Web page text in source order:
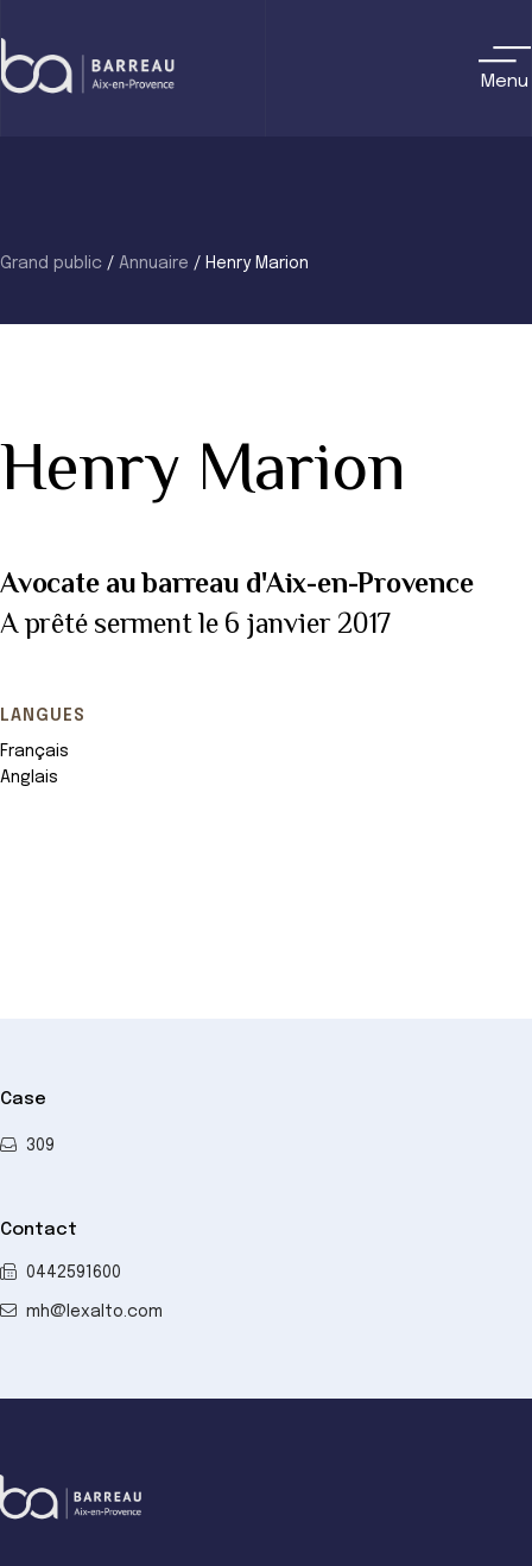
to
content
Menu
Grand public / Annuaire / Henry Marion
Henry Marion
Avocate au barreau d'Aix-en-Provence
A prêté serment le 6 janvier 2017
LANGUES
Français
Anglais
Case
309
Contact
0442591600
mh@lexalto.com